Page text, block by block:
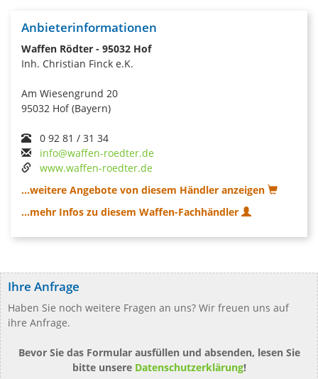
Anbieterinformationen
Waffen Rödter - 95032 Hof
Inh. Christian Finck e.K.
Am Wiesengrund 20
95032 Hof (Bayern)
0 92 81 / 31 34
info@waffen-roedter.de
www.waffen-roedter.de
...weitere Angebote von diesem Händler anzeigen
...mehr Infos zu diesem Waffen-Fachhändler
Ihre Anfrage
Haben Sie noch weitere Fragen an uns? Wir freuen uns auf
ihre Anfrage.
Bevor Sie das Formular ausfüllen und absenden, lesen Sie
bitte unsere Datenschutzerklärung!